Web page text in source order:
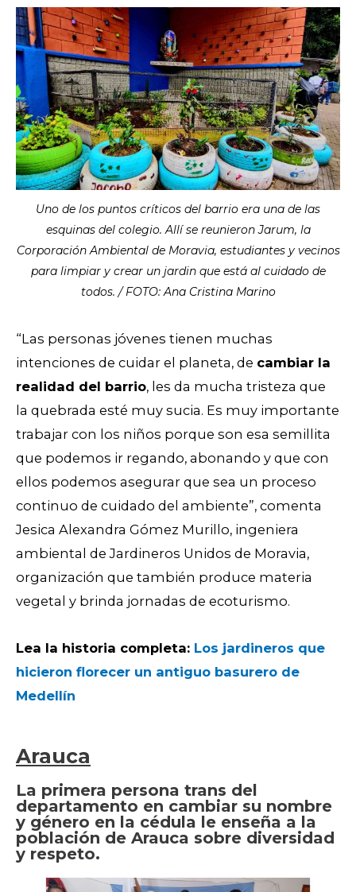
Uno de los puntos críticos del barrio era una de las
esquinas del colegio. Allí se reunieron Jarum, la
Corporación Ambiental de Moravia, estudiantes y vecinos
para limpiar y crear un jardin que está al cuidado de
todos. / FOTO: Ana Cristina Marino
“Las personas jóvenes tienen muchas
intenciones de cuidar el planeta, de cambiar la
realidad del barrio, les da mucha tristeza que
la quebrada esté muy sucia. Es muy importante
trabajar con los niños porque son esa semillita
que podemos ir regando, abonando y que con
ellos podemos asegurar que sea un proceso
continuo de cuidado del ambiente”, comenta
Jesica Alexandra Gómez Murillo, ingeniera
ambiental de Jardineros Unidos de Moravia,
organización que también produce materia
vegetal y brinda jornadas de ecoturismo.
Lea la historia completa: Los jardineros que
hicieron florecer un antiguo basurero de
Medellín
Arauca
La primera persona trans del
departamento en cambiar su nombre
y género en la cédula le enseña a la
población de Arauca sobre diversidad
y respeto.